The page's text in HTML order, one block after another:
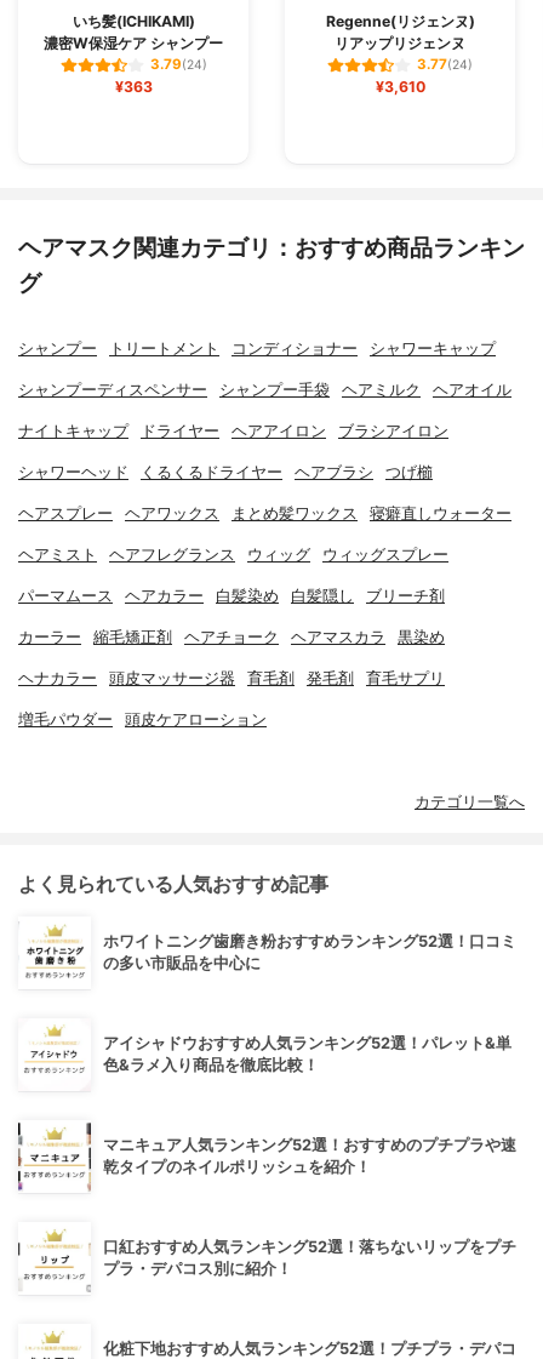
いち髪(ICHIKAMI)
濃密W保湿ケア シャンプー
3.79(24)
¥363
Regenne(リジェンヌ)
リアップリジェンヌ
3.77(24)
¥3,610
ヘアマスク関連カテゴリ：おすすめ商品ランキン
グ
シャンプー トリートメント コンディショナー シャワーキャップ
シャンプーディスペンサー シャンプー手袋 ヘアミルク ヘアオイル
ナイトキャップ ドライヤー ヘアアイロン ブラシアイロン
シャワーヘッド くるくるドライヤー ヘアブラシ つげ櫛
ヘアスプレー ヘアワックス まとめ髪ワックス 寝癖直しウォーター
ヘアミスト ヘアフレグランス ウィッグ ウィッグスプレー
パーマムース ヘアカラー 白髪染め 白髪隠し ブリーチ剤
カーラー 縮毛矯正剤 ヘアチョーク ヘアマスカラ 黒染め
ヘナカラー 頭皮マッサージ器 育毛剤 発毛剤 育毛サプリ
増毛パウダー 頭皮ケアローション
カテゴリ一覧へ
よく見られている人気おすすめ記事
ホワイトニング歯磨き粉おすすめランキング52選！口コミ
の多い市販品を中心に
アイシャドウおすすめ人気ランキング52選！パレット&単
色&ラメ入り商品を徹底比較！
マニキュア人気ランキング52選！おすすめのプチプラや速
乾タイプのネイルポリッシュを紹介！
口紅おすすめ人気ランキング52選！落ちないリップをプチ
プラ・デパコス別に紹介！
化粧下地おすすめ人気ランキング52選！プチプラ・デパコ